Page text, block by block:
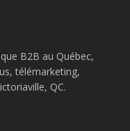
B2B au Québec,
télémarketing,
QC.